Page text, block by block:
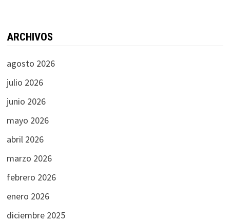
ARCHIVOS
agosto 2026
julio 2026
junio 2026
mayo 2026
abril 2026
marzo 2026
febrero 2026
enero 2026
diciembre 2025